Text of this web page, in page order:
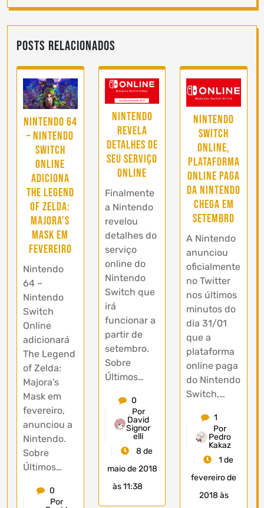
Posts Relacionados
Nintendo 64
– Nintendo
Switch
Online
adiciona
The Legend
of Zelda:
Majora’s
Mask em
fevereiro
Nintendo
64 –
Nintendo
Switch
Online
adicionará
The Legend
of Zelda:
Majora’s
Mask em
fevereiro,
anunciou a
Nintendo.
Sobre
Últimos…
0
Por
Nintendo
revela
detalhes de
seu serviço
online
Finalmente
a Nintendo
revelou
detalhes do
serviço
online do
Nintendo
Switch que
irá
funcionar a
partir de
setembro.
Sobre
Últimos…
0
Por
David
Signor
elli
8 de
maio de 2018
às 11:38
Nintendo
Switch
Online,
plataforma
online paga
da Nintendo
chega em
Setembro
A Nintendo
anunciou
oficialmente
no Twitter
nos últimos
minutos do
dia 31/01
que a
plataforma
online paga
do Nintendo
Switch,…
1
Por
Pedro
Kakaz
1 de
fevereiro de
2018 às